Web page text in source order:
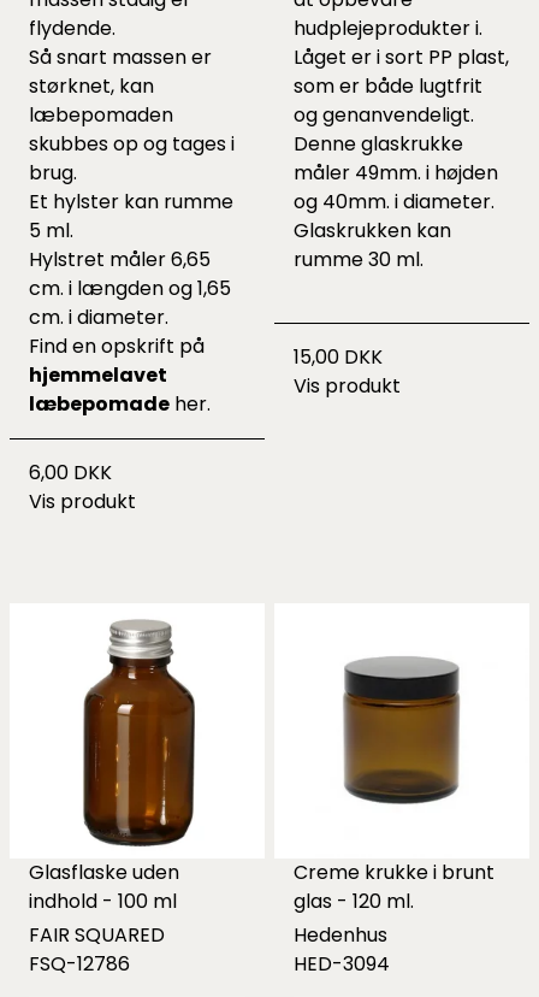
flydende.
Så snart massen er
størknet, kan
læbepomaden
skubbes op og tages i
brug.
Et hylster kan rumme
5 ml.
Hylstret måler 6,65
cm. i længden og 1,65
cm. i diameter.
Find en opskrift på
hjemmelavet
læbepomade her.
6,00 DKK
Vis produkt
hudplejeprodukter i.
Låget er i sort PP plast,
som er både lugtfrit
og genanvendeligt.
Denne glaskrukke
måler 49mm. i højden
og 40mm. i diameter.
Glaskrukken kan
rumme 30 ml.
15,00 DKK
Vis produkt
Glasflaske uden
indhold - 100 ml
FAIR SQUARED
FSQ-12786
Creme krukke i brunt
glas - 120 ml.
Hedenhus
HED-3094